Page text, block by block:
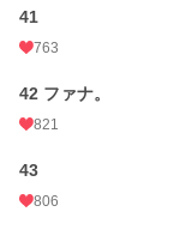
41
763
42 ファナ。
821
43
806